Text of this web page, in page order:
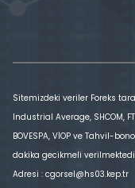
Sitemizdeki veriler Foreks
Industrial Average, SHCOM,
BOVESPA, VİOP ve Tahvil-
dakika gecikmeli
Adresi : cgorsel@hs03.kep.tr